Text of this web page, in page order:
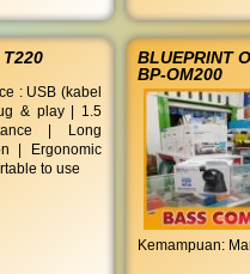
T220
: USB (kabel
& play | 1.5
| Long
| Ergonomic
to use
BLUEPRINT
BP-OM200
Kemampuan: